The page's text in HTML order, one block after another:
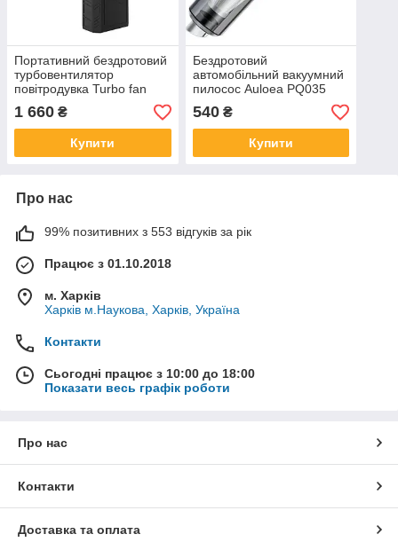
Портативний бездротовий
турбовентилятор
повітродувка Turbo fan
Super 52 м/сек 8000mah
Чорний
1 660 ₴
Купити
Бездротовий
автомобільний вакуумний
пилосос Auloea PQ035
540₴
Купити
Про нас
99% позитивних з 553 відгуків за рік
Працює з 01.10.2018
м. Харків
Харків м.Наукова, Харків, Україна
Контакти
Сьогодні працює з 10:00 до 18:00
Показати весь графік роботи
Про нас
Контакти
Доставка та оплата